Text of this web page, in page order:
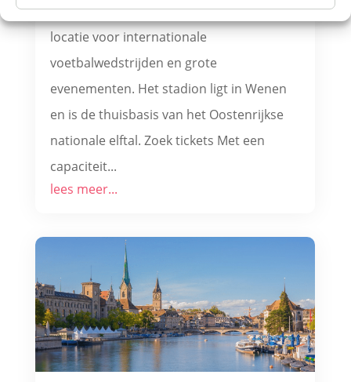
stadion van Oostenrijk en een belangrijke
locatie voor internationale
voetbalwedstrijden en grote
evenementen. Het stadion ligt in Wenen
en is de thuisbasis van het Oostenrijkse
nationale elftal. Zoek tickets Met een
capaciteit...
lees meer...